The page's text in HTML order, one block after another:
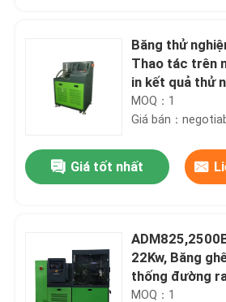
Băng thử
Thao tác trên
in kết quả thử
MOQ：1
Giá bán：
Giá tốt nhất
22Kw, Băng
thống đường
MOQ：1